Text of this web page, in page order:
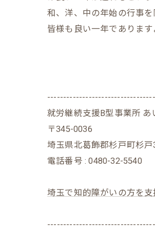
和、洋、中の年始の行事を
皆様も良い一年であります
就労継続支援B型事業所 あ
〒345-0036
埼玉県北葛飾郡杉戸町杉戸
電話番号 : 0480-32-5540
埼玉で知的障がいの方を支